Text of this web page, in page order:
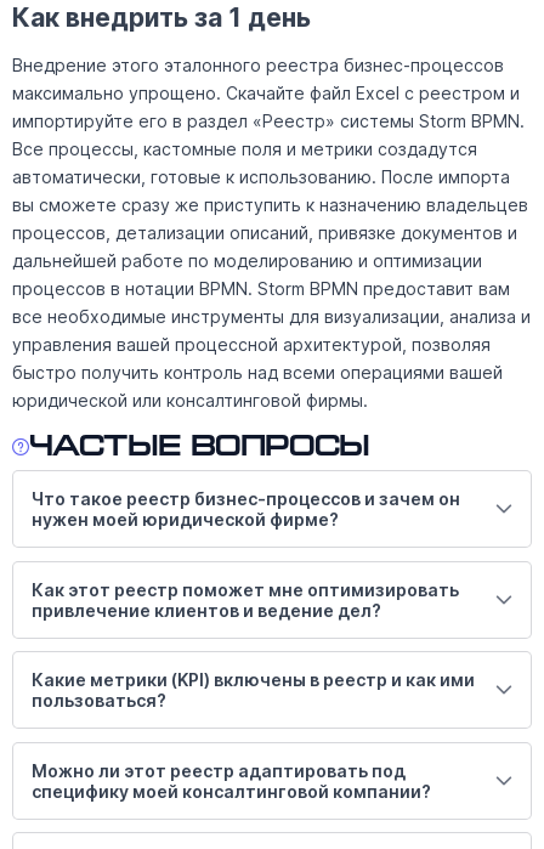
Как внедрить за 1 день
Внедрение этого эталонного реестра бизнес-процессов
максимально упрощено. Скачайте файл Excel с реестром и
импортируйте его в раздел «Реестр» системы Storm BPMN.
Все процессы, кастомные поля и метрики создадутся
автоматически, готовые к использованию. После импорта
вы сможете сразу же приступить к назначению владельцев
процессов, детализации описаний, привязке документов и
дальнейшей работе по моделированию и оптимизации
процессов в нотации BPMN. Storm BPMN предоставит вам
все необходимые инструменты для визуализации, анализа и
управления вашей процессной архитектурой, позволяя
быстро получить контроль над всеми операциями вашей
юридической или консалтинговой фирмы.
Частые вопросы
Что такое реестр бизнес-процессов и зачем он
нужен моей юридической фирме?
Как этот реестр поможет мне оптимизировать
привлечение клиентов и ведение дел?
Какие метрики (KPI) включены в реестр и как ими
пользоваться?
Можно ли этот реестр адаптировать под
специфику моей консалтинговой компании?